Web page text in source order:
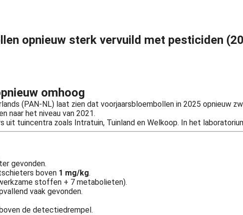
opnieuw sterk vervuild met pesticiden
omhoog
(PAN-NL) laat zien dat voorjaarsbloembollen in 2025 opnieuw
naar het niveau van 2021.
tuincentra zoals Intratuin, Tuinland en Welkoop. In het
gevonden.
boven 1 mg/kg.
stoffen + 7 metabolieten).
vaak gevonden.
de detectiedrempel.